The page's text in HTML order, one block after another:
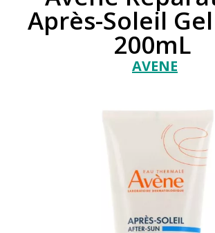
Après-Soleil
200mL
AVENE